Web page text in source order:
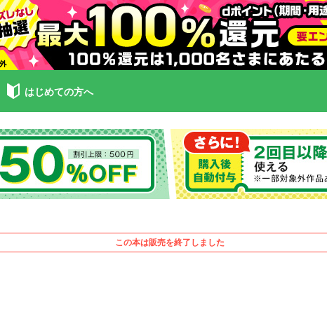
はじめての方へ
この本は販売を終了しました